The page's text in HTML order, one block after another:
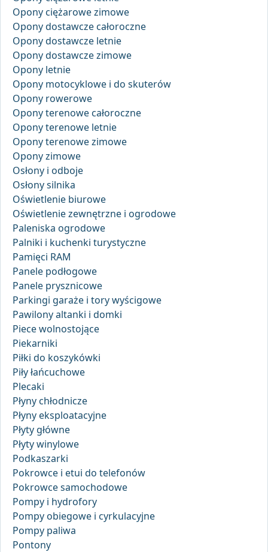
Opony ciężarowe zimowe
Opony dostawcze całoroczne
Opony dostawcze letnie
Opony dostawcze zimowe
Opony letnie
Opony motocyklowe i do skuterów
Opony rowerowe
Opony terenowe całoroczne
Opony terenowe letnie
Opony terenowe zimowe
Opony zimowe
Osłony i odboje
Osłony silnika
Oświetlenie biurowe
Oświetlenie zewnętrzne i ogrodowe
Paleniska ogrodowe
Palniki i kuchenki turystyczne
Pamięci RAM
Panele podłogowe
Panele prysznicowe
Parkingi garaże i tory wyścigowe
Pawilony altanki i domki
Piece wolnostojące
Piekarniki
Piłki do koszykówki
Piły łańcuchowe
Plecaki
Płyny chłodnicze
Płyny eksploatacyjne
Płyty główne
Płyty winylowe
Podkaszarki
Pokrowce i etui do telefonów
Pokrowce samochodowe
Pompy i hydrofory
Pompy obiegowe i cyrkulacyjne
Pompy paliwa
Pontony